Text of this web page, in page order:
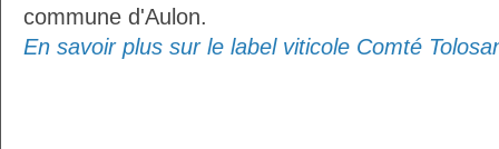
commune d'Aulon.
En savoir plus sur le label viticole Comté